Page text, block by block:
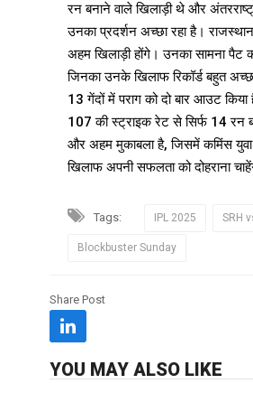
रन बनाने वाले खिलाड़ी थे और
उनका प्रदर्शन अच्छा रहा है।
अहम खिलाड़ी होंगे। उनका सामना पैट
जिनका उनके खिलाफ रिकॉर्ड बहुत
13 गेंदों में पराग को दो बार आउट
107 की स्ट्राइक रेट से सिर्फ 14 रन
और अहम मुकाबला है, जिसमें कमिंस
खिलाफ अपनी सफलता को दोहराना
Tags: IPL 2025 SRH
Blockbuster Sunday
Share Post
YOU MAY ALSO LIKE